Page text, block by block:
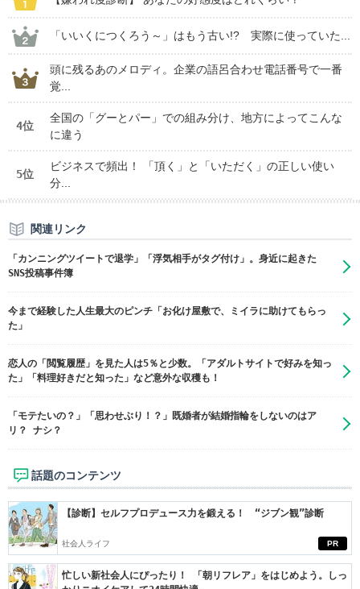
「いいくにつくろう～」はもう古い!? 実際に使っていた...
頭に残るあのメロディ。企業の語呂合わせ電話番号で一番
覚...
4位
全国の「グーとパー」での組み分け、地方によってこんな
に違う
5位
ビジネスで頻出！ 「頂く」と「いただく」の正しい使い
分...
関連リンク
「カンニングツイートで退学」「浮気相手がタグ付け」。身近に起きた
SNS投稿事件簿
今まで経験した人生最大のピンチ「お化け屋敷で、ミイラに助けてもらっ
た」
恋人の「閲覧履歴」を見た人は5％と少数。「アダルトサイトで好みを知っ
た」「料理好きだと知った」など意外な収穫も！
「モテたいの？」「思わせぶり！？」既婚者が結婚指輪をしないのはア
リ？ ナシ？
話題のコンテンツ
PR
【診断】セルフプロデュース力を鍛える！ “ジブン観”診断
社会人ライフ
忙しい新社会人にぴったり！ 「朝リフレア」をはじめよう。しっ